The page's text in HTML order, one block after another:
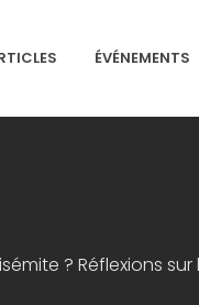
ÉVÉNEMENTS
? Réflexions sur